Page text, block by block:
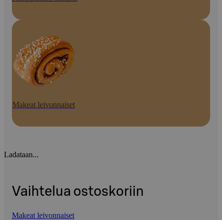
Makeat leivonnaiset
Ladataan...
Vaihtelua ostoskoriin
Makeat leivonnaiset